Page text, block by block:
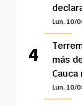
Lun, 10/
más
Lun, 10/